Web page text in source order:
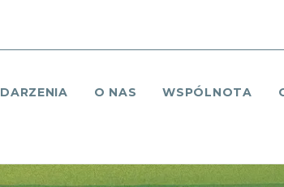
O NAS WSPÓLNOTA